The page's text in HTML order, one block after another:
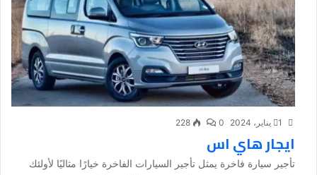
1 يناير، 2024 0
228
ايجار هاي اس
تأجير سيارة فاخرة يمثل تأجير السيارات الفاخرة خيارًا مثاليًا لأولئك